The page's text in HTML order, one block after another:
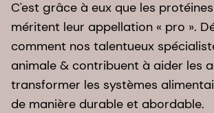
C'est grâce à eux que les
méritent leur appellation « pro ».
comment nos talentueux
animale & contribuent à aider les
transformer les systèmes
de manière durable et abordable.